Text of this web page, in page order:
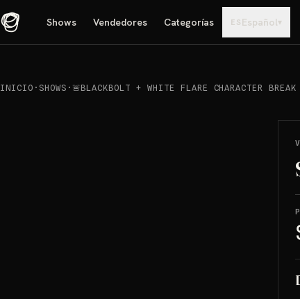
Shows Vendedores Categorías ES Español▾
INICIO · SHOWS · 🚨BLACKBOLT + WHITE FLARE CHARACTER